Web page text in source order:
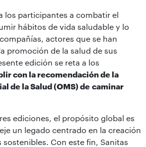
los participantes a combatir el
hábitos de vida saludable y lo
actores que se han
promoción de la salud de sus
edición se reta a los
con la recomendación de la
de la Salud (OMS) de caminar
ediciones, el propósito global es
un legado centrado en la creación
sostenibles. Con este fin, Sanitas